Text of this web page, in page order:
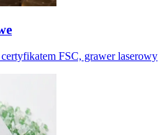
FSC, grawer laserowy